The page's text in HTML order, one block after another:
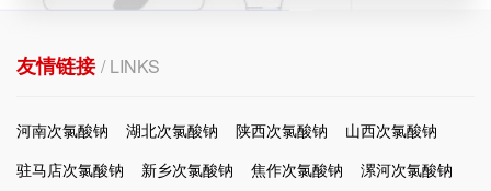
友情链接/ LINKS
河南次氯酸钠 湖北次氯酸钠 陕西次氯酸钠
山西次氯酸钠
驻马店次氯酸钠
新乡次氯酸钠 焦作次氯酸钠
漯河次氯酸钠